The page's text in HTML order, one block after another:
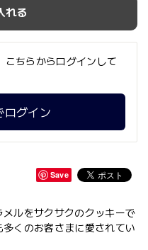
れる
こちらからログインして
ログイン
Save
ルをサクサクのクッキーで
くのお客さまに愛されてい